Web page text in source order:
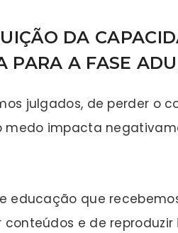
DA
PARA A FASE
julgados, de perder o
medo impacta
educação que
e de reproduzir